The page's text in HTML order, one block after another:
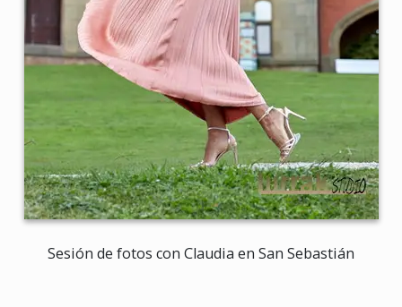
Sesión de fotos con Claudia en San Sebastián